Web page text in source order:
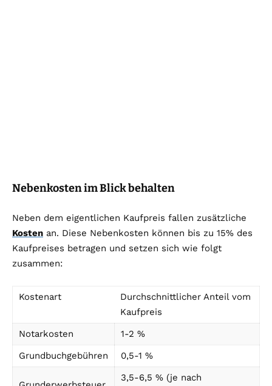
Nebenkosten im Blick behalten
Neben dem eigentlichen Kaufpreis fallen zusätzliche
Kosten an. Diese Nebenkosten können bis zu 15% des
Kaufpreises betragen und setzen sich wie folgt
zusammen:
Kostenart
Durchschnittlicher Anteil vom
Kaufpreis
Notarkosten
1-2 %
Grundbuchgebühren
0,5-1 %
3,5-6,5 % (je nach